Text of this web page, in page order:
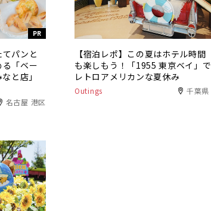
PR
てパンと
「ベー
と店」
名古屋 港区
【宿泊レポ】この夏はホテル時間
も楽しもう！「1955 東京ベイ」で
レトロアメリカンな夏休み
Outings 千葉県